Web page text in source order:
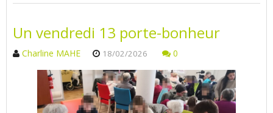
Un vendredi 13 porte-bonheur
Charline MAHE 18/02/2026 0